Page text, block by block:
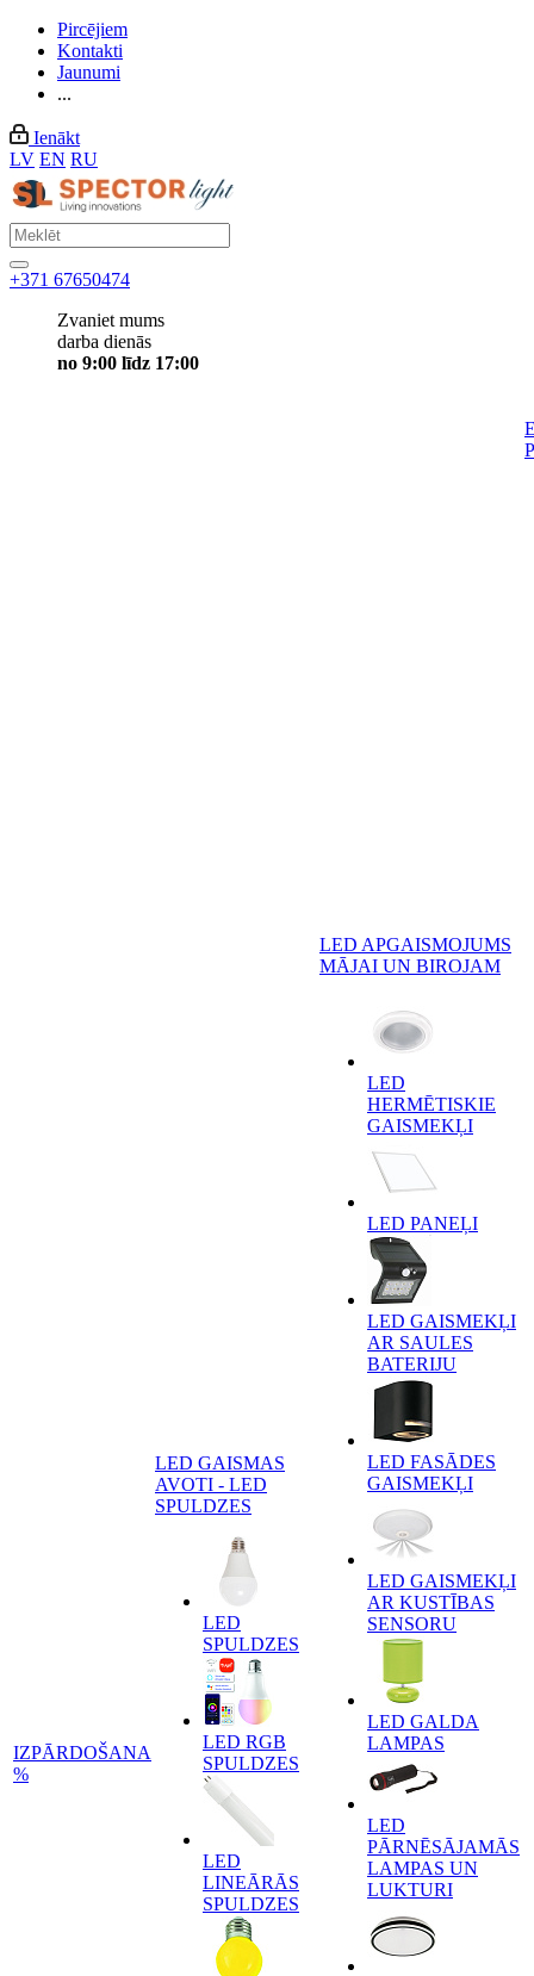
Pircējiem
Kontakti
Jaunumi
...
Ienākt
LV EN RU
+371 67650474
Zvaniet mums
darba dienās
no 9:00 līdz 17:00
IZPĀRDOŠANA
%
LED GAISMAS
AVOTI - LED
SPULDZES
LED
SPULDZES
LED RGB
SPULDZES
LED
LINEĀRĀS
SPULDZES
LED APGAISMOJUMS
MĀJAI UN BIROJAM
LED
HERMĒTISKIE
GAISMEKĻI
LED PANEĻI
LED GAISMEKĻI
AR SAULES
BATERIJU
LED FASĀDES
GAISMEKĻI
LED GAISMEKĻI
AR KUSTĪBAS
SENSORU
LED GALDA
LAMPAS
LED
PĀRNĒSĀJAMĀS
LAMPAS UN
LUKTURI